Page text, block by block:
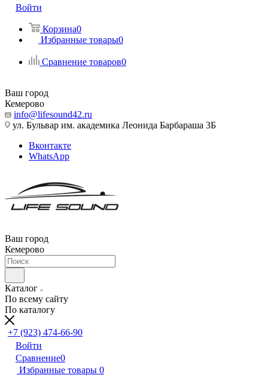
Войти
Корзина0
Избранные товары0
Сравнение товаров0
Ваш город
Кемерово
info@lifesound42.ru
ул. Бульвар им. академика Леонида Барбараша 3Б
Вконтакте
WhatsApp
Ваш город
Кемерово
Каталог
По всему сайту
По каталогу
+7 (923) 474-66-90
Войти
Сравнение0
Избранные товары 0